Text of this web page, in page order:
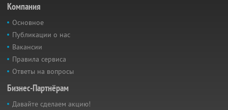
Компания
Основное
Публикации о нас
Вакансии
Правила сервиса
Ответы на вопросы
Бизнес-Партнёрам
Давайте сделаем акцию!